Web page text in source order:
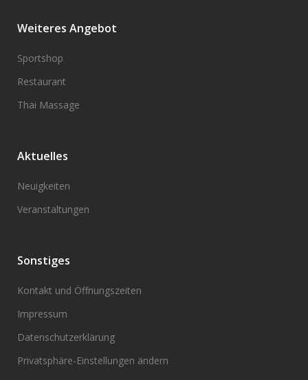
Weiteres Angebot
Sportshop
Restaurant
Thai Massage
Aktuelles
Neuigkeiten
Veranstaltungen
Sonstiges
Kontakt und Öffnungszeiten
Impressum
Datenschutzerklärung
Privatsphäre-Einstellungen ändern